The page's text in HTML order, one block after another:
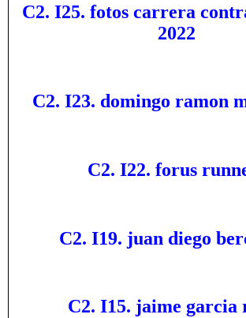
C2. I25. fotos carrera
2022
C2. I23. domingo ramon
C2. I22. forus
C2. I19. juan diego
C2. I15. jaime garcia